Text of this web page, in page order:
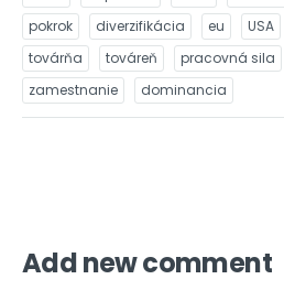
pokrok
diverzifikácia eu USA
továrňa
továreň pracovná sila
zamestnanie
dominancia
Add new comment